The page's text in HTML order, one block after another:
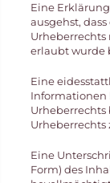
Eine
ausgehst,
Urheberrechts
erlaubt wurde
Eine
Informationen
Urheberrechts
Urheberrechts
Eine
Form) des